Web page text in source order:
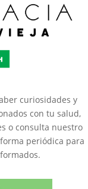
curiosidades y
con tu salud,
o consulta nuestro
periódica para